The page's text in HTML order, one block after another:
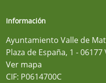
Información
Ayuntamiento Valle de
Plaza de España, 1 -
Ver mapa
CIF: P0614700C